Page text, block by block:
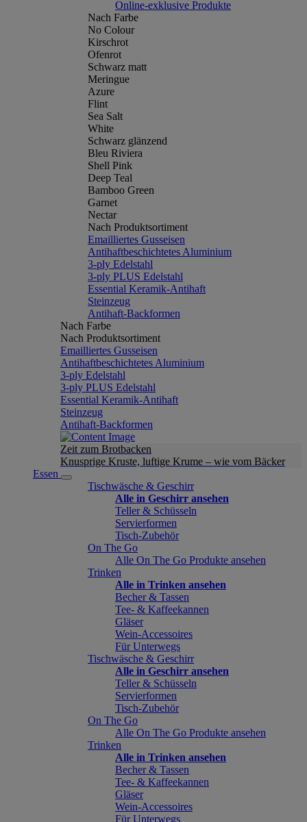
Online-exklusive Produkte
Nach Farbe
No Colour
Kirschrot
Ofenrot
Schwarz matt
Meringue
Azure
Flint
Sea Salt
White
Schwarz glänzend
Bleu Riviera
Shell Pink
Deep Teal
Bamboo Green
Garnet
Nectar
Nach Produktsortiment
Emailliertes Gusseisen
Antihaftbeschichtetes Aluminium
3-ply Edelstahl
3-ply PLUS Edelstahl
Essential Keramik-Antihaft
Steinzeug
Antihaft-Backformen
Nach Farbe
Nach Produktsortiment
Emailliertes Gusseisen
Antihaftbeschichtetes Aluminium
3-ply Edelstahl
3-ply PLUS Edelstahl
Essential Keramik-Antihaft
Steinzeug
Antihaft-Backformen
Zeit zum Brotbacken
Knusprige Kruste, luftige Krume – wie vom Bäcker
Essen
Tischwäsche & Geschirr
Alle in Geschirr ansehen
Teller & Schüsseln
Servierformen
Tisch-Zubehör
On The Go
Alle On The Go Produkte ansehen
Trinken
Alle in Trinken ansehen
Becher & Tassen
Tee- & Kaffeekannen
Gläser
Wein-Accessoires
Für Unterwegs
Tischwäsche & Geschirr
Alle in Geschirr ansehen
Teller & Schüsseln
Servierformen
Tisch-Zubehör
On The Go
Alle On The Go Produkte ansehen
Trinken
Alle in Trinken ansehen
Becher & Tassen
Tee- & Kaffeekannen
Gläser
Wein-Accessoires
Für Unterwegs